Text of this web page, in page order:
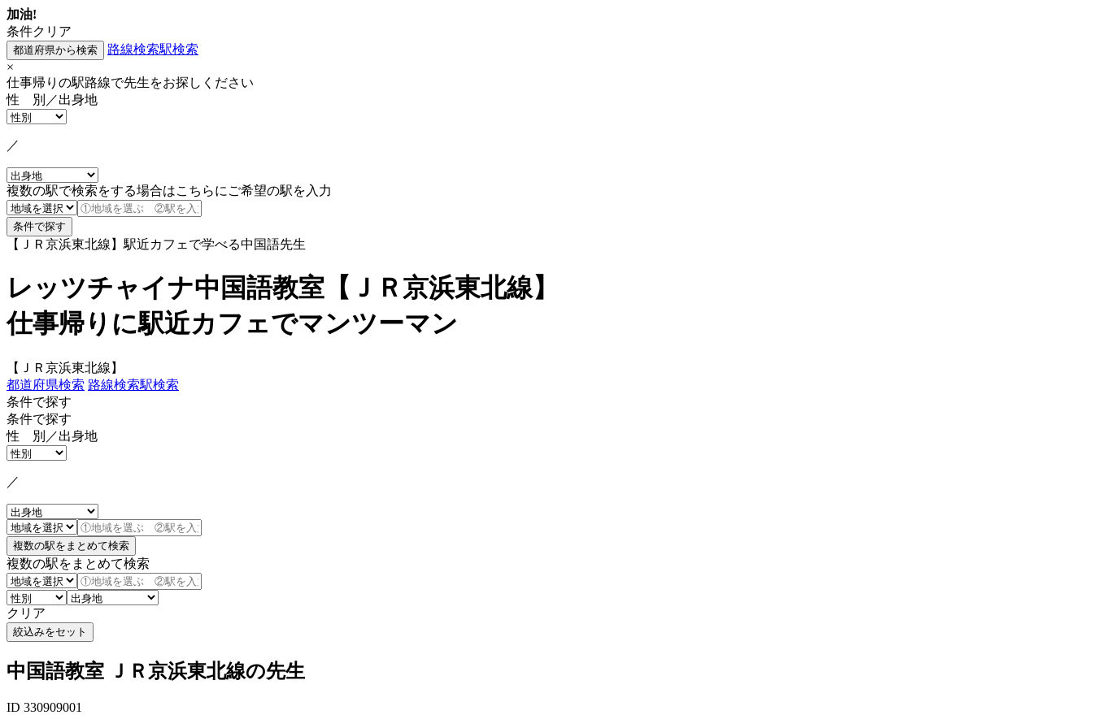
加油!
条件クリア
路線検索駅検索
×
仕事帰りの駅路線で先生をお探しください
性 別／出身地
／
複数の駅で検索をする場合はこちらにご希望の駅を入力
【ＪＲ京浜東北線】駅近カフェで学べる中国語先生
レッツチャイナ中国語教室【ＪＲ京浜東北線】
仕事帰りに駅近カフェでマンツーマン
【ＪＲ京浜東北線】
都道府県検索 路線検索駅検索
条件で探す
条件で探す
性 別／出身地
／
複数の駅をまとめて検索
クリア
中国語教室 ＪＲ京浜東北線の先生
ID 330909001